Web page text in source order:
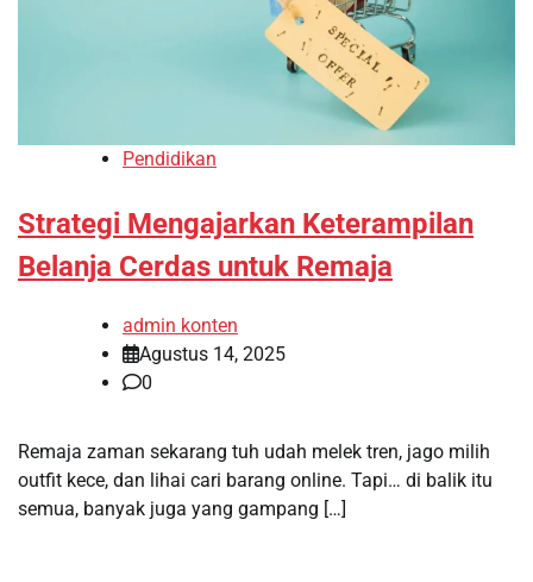
Pendidikan
Strategi Mengajarkan Keterampilan
Belanja Cerdas untuk Remaja
admin konten
Agustus 14, 2025
0
Remaja zaman sekarang tuh udah melek tren, jago milih
outfit kece, dan lihai cari barang online. Tapi… di balik itu
semua, banyak juga yang gampang […]